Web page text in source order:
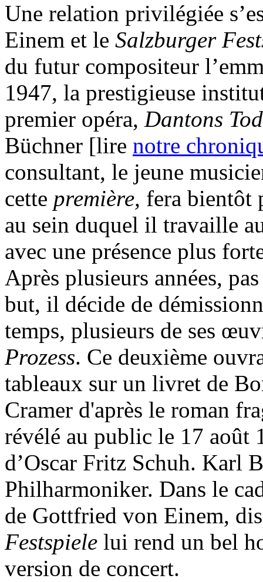
Une relation privilégiée
Einem et le Salzburger
du futur compositeur
1947, la prestigieuse
premier opéra, Dantons
Büchner [lire notre
consultant, le jeune
cette première, fera bientôt
au sein duquel il travaille
avec une présence plus
Après plusieurs années,
but, il décide de
temps, plusieurs de ses
Prozess. Ce deuxième
tableaux sur un livret de
Cramer d'après le roman
révélé au public le 17 août
d’Oscar Fritz Schuh. Karl
Philharmoniker. Dans le
de Gottfried von Einem,
Festspiele lui rend un bel
version de concert.